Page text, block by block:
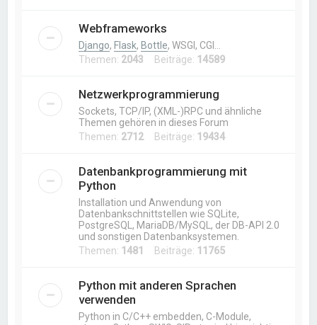
Webframeworks
Django, Flask, Bottle, WSGI, CGI…
Themen: 2043 Beiträge: 14589
Netzwerkprogrammierung
Sockets, TCP/IP, (XML-)RPC und ähnliche
Themen gehören in dieses Forum
Themen: 2712Beiträge: 19434
Datenbankprogrammierung mit
Python
Installation und Anwendung von
Datenbankschnittstellen wie SQLite,
PostgreSQL, MariaDB/MySQL, der DB-API 2.0
und sonstigen Datenbanksystemen.
Themen: 1481 Beiträge: 11765
Python mit anderen Sprachen
verwenden
Python in C/C++ embedden, C-Module,